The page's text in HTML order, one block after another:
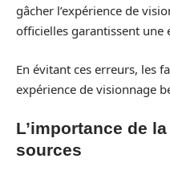
gâcher l’expérience de
officielles garantissent une
En évitant ces erreurs, les
expérience de visionnage
L’importance de
sources